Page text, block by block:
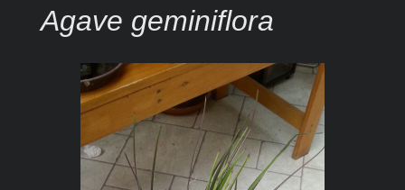
Agave geminiflora